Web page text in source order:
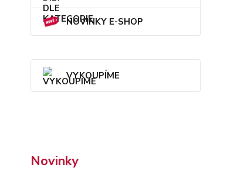
NOVINKY E-SHOP
VYKOUPÍME
Novinky